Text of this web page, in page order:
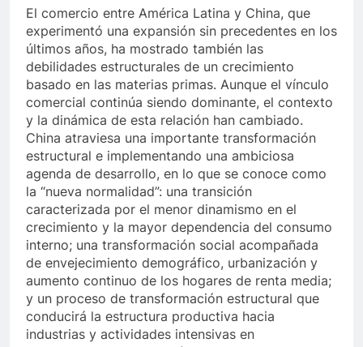
El comercio entre América Latina y China, que
experimentó una expansión sin precedentes en los
últimos años, ha mostrado también las
debilidades estructurales de un crecimiento
basado en las materias primas. Aunque el vínculo
comercial continúa siendo dominante, el contexto
y la dinámica de esta relación han cambiado.
China atraviesa una importante transformación
estructural e implementando una ambiciosa
agenda de desarrollo, en lo que se conoce como
la “nueva normalidad”: una transición
caracterizada por el menor dinamismo en el
crecimiento y la mayor dependencia del consumo
interno; una transformación social acompañada
de envejecimiento demográfico, urbanización y
aumento continuo de los hogares de renta media;
y un proceso de transformación estructural que
conducirá la estructura productiva hacia
industrias y actividades intensivas en